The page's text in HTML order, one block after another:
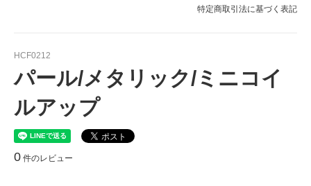
特定商取引法に基づく表記
HCF0212
パール/メタリック/ミニコイ
ルアップ
0 件のレビュー